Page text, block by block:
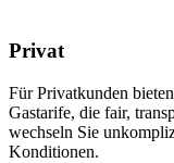
Privat
Für Privatkunden
Gastarife, die fair,
wechseln Sie
Konditionen.